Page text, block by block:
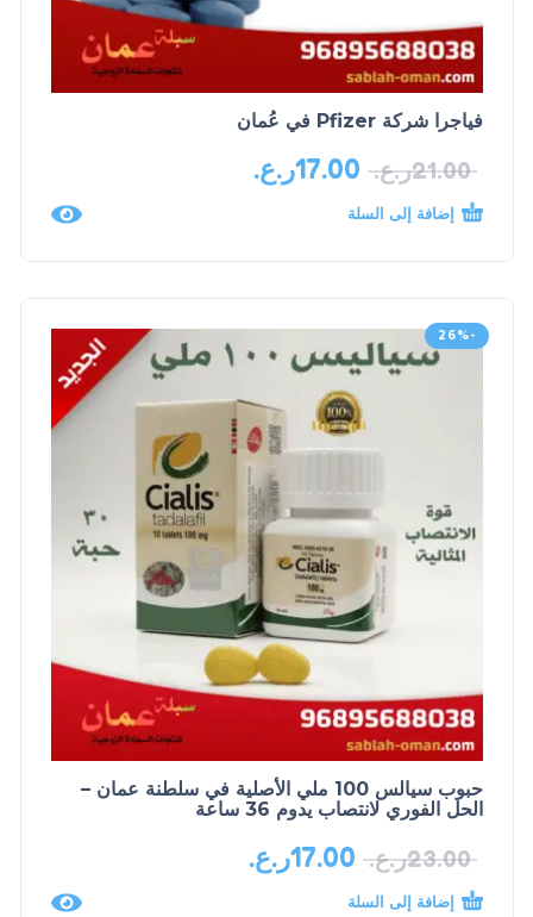
فياجرا شركة Pfizer في عُمان
21.00ر.ع. 17.00ر.ع.
إضافة إلى السلة
-26%
حبوب سيالس 100 ملي الأصلية في سلطنة عمان –
الحل الفوري لانتصاب يدوم 36 ساعة
23.00ر.ع. 17.00ر.ع.
إضافة إلى السلة